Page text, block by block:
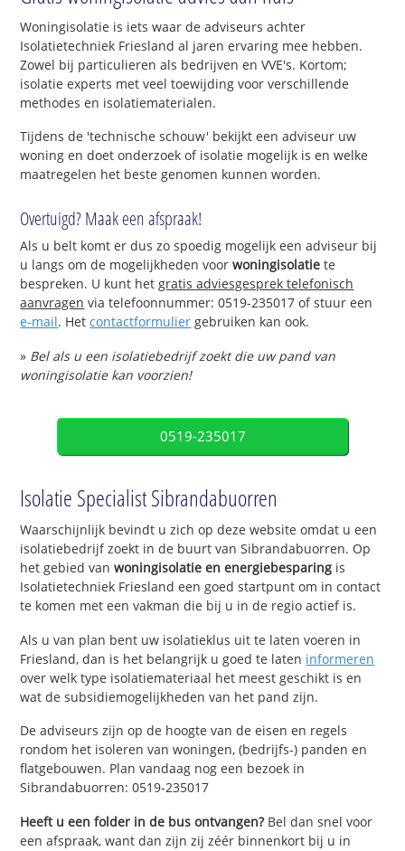
Woningisolatie is iets waar de adviseurs achter
Isolatietechniek Friesland al jaren ervaring mee hebben.
Zowel bij particulieren als bedrijven en VVE's. Kortom;
isolatie experts met veel toewijding voor verschillende
methodes en isolatiematerialen.
Tijdens de 'technische schouw' bekijkt een adviseur uw
woning en doet onderzoek of isolatie mogelijk is en welke
maatregelen het beste genomen kunnen worden.
Overtuigd? Maak een afspraak!
Als u belt komt er dus zo spoedig mogelijk een adviseur bij
u langs om de mogelijkheden voorwoningisolatie te
bespreken. U kunt hetgratis adviesgesprek telefonisch
aanvragen via telefoonnummer: 0519-235017 of stuur een
e-mail. Hetcontactformulier gebruiken kan ook.
» Bel als u een isolatiebedrijf zoekt die uw pand van
woningisolatie kan voorzien!
0519-235017
Isolatie Specialist Sibrandabuorren
Waarschijnlijk bevindt u zich op deze website omdat u een
isolatiebedrijf zoekt in de buurt van Sibrandabuorren. Op
het gebied vanwoningisolatie en energiebesparing is
Isolatietechniek Friesland een goed startpunt om in contact
te komen met een vakman die bij u in de regio actief is.
Als u van plan bent uw isolatieklus uit te laten voeren in
Friesland, dan is het belangrijk u goed te laten informeren
over welk type isolatiemateriaal het meest geschikt is en
wat de subsidiemogelijkheden van het pand zijn.
De adviseurs zijn op de hoogte van de eisen en regels
rondom het isoleren van woningen, (bedrijfs-) panden en
flatgebouwen. Plan vandaag nog een bezoek in
Sibrandabuorren: 0519-235017
Heeft u een folder in de bus ontvangen?Bel dan snel voor
een afspraak, want dan zijn zij zéér binnenkort bij u in